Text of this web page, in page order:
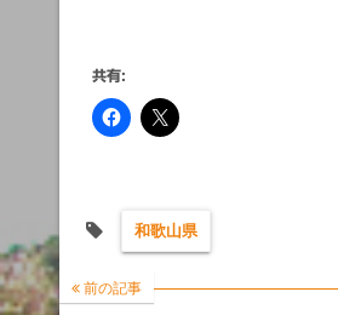
共有:
和歌山県
前の記事